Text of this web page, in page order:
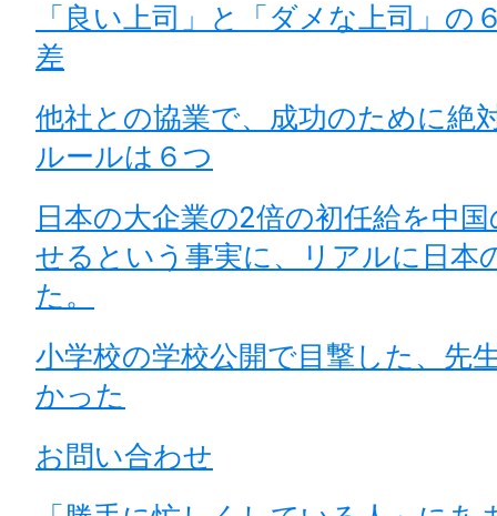
「良い上司」と「ダメな上司」の
差
他社との協業で、成功のために絶
ルールは６つ
日本の大企業の2倍の初任給を中
せるという事実に、リアルに日本
た。
小学校の学校公開で目撃した、先
かった
お問い合わせ